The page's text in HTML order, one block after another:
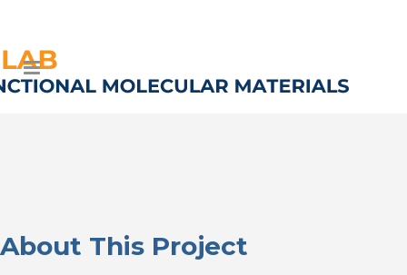
About This Project